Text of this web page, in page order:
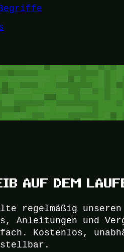
Begriffe
AUF DEM
regelmäßig
Anleitungen und
Kostenlos,